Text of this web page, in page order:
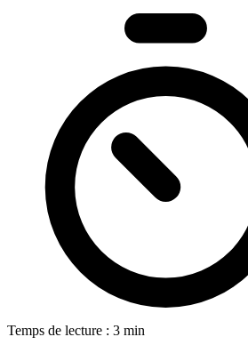
Temps de lecture : 3 min